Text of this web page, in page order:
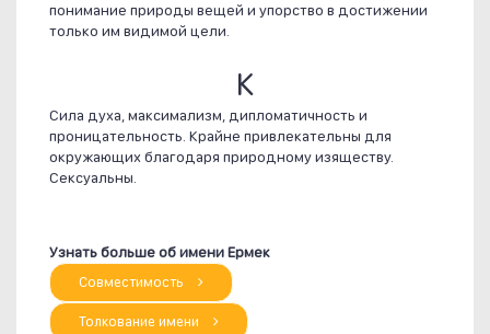
понимание природы вещей и упорство в достижении
только им видимой цели.
К
Сила духа, максимализм, дипломатичность и
проницательность. Крайне привлекательны для
окружающих благодаря природному изяществу.
Сексуальны.
Узнать больше об имени Ермек
Совместимость
Толкование имени